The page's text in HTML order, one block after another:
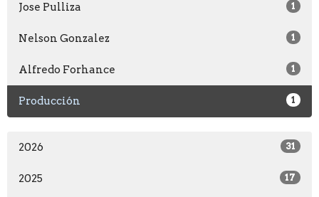
Jose Pulliza 1
Nelson Gonzalez 1
Alfredo Forhance 1
Producción 1
2026 31
2025 17